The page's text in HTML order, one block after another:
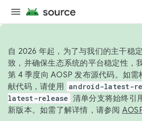
自 2026 年起，为了与我们的主干稳
致，并确保生态系统的平台稳定性，
第 4 季度向 AOSP 发布源代码。如需
献代码，请使用 android-latest-
latest-release 清单分支将始终引
新版本。如需了解详情，请参阅